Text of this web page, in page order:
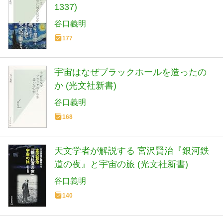
1337)
谷口義明
177
宇宙はなぜブラックホールを造ったの
か (光文社新書)
谷口義明
168
天文学者が解説する 宮沢賢治『銀河鉄
道の夜』と宇宙の旅 (光文社新書)
谷口義明
140